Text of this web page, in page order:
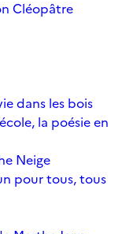
Cléopâtre
dans les bois
la poésie en
Neige
pour tous, tous